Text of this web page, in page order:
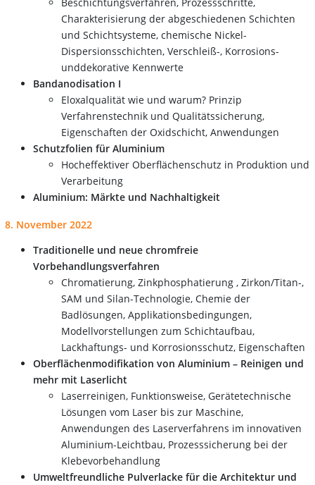
Charakterisierung der abgeschiedenen Schichten
und Schichtsysteme, chemische Nickel-
Dispersionsschichten, Verschleiß-, Korrosions-
unddekorative Kennwerte
Bandanodisation I
Eloxalqualität wie und warum? Prinzip
Verfahrenstechnik und Qualitätssicherung,
Eigenschaften der Oxidschicht, Anwendungen
Schutzfolien für Aluminium
Hocheffektiver Oberflächenschutz in Produktion und
Verarbeitung
Aluminium: Märkte und Nachhaltigkeit
8. November 2022
Traditionelle und neue chromfreie
Vorbehandlungsverfahren
Chromatierung, Zinkphosphatierung , Zirkon/Titan-,
SAM und Silan-Technologie, Chemie der
Badlösungen, Applikationsbedingungen,
Modellvorstellungen zum Schichtaufbau,
Lackhaftungs- und Korrosionsschutz, Eigenschaften
Oberflächenmodifikation von Aluminium – Reinigen und
mehr mit Laserlicht
Laserreinigen, Funktionsweise, Gerätetechnische
Lösungen vom Laser bis zur Maschine,
Anwendungen des Laserverfahrens im innovativen
Aluminium-Leichtbau, Prozesssicherung bei der
Klebevorbehandlung
Umweltfreundliche Pulverlacke für die Architektur und